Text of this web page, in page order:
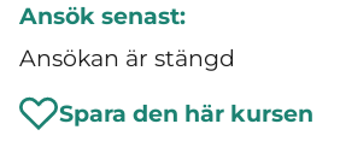
Ansök senast:
Ansökan är stängd
Spara den här kursen